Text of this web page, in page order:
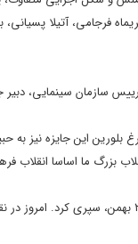
فرجامی، آتیلا
رییس سازمان سینمایی،
این جایزه نیز به
ما اساسا انقلاب
وی یادآور شد: خانواده فرهنگ و هنر پر رونق‌ترین دوره